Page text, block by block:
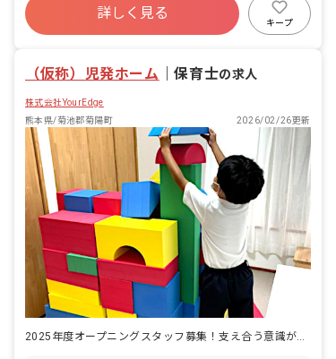
昇給昇進あり
産休育休制度
詳しく見る
キープ
（仮称）児発ホーム ｜保育士の求人
株式会社YourEdge
熊本県/菊池郡菊陽町
2026/02/26更新